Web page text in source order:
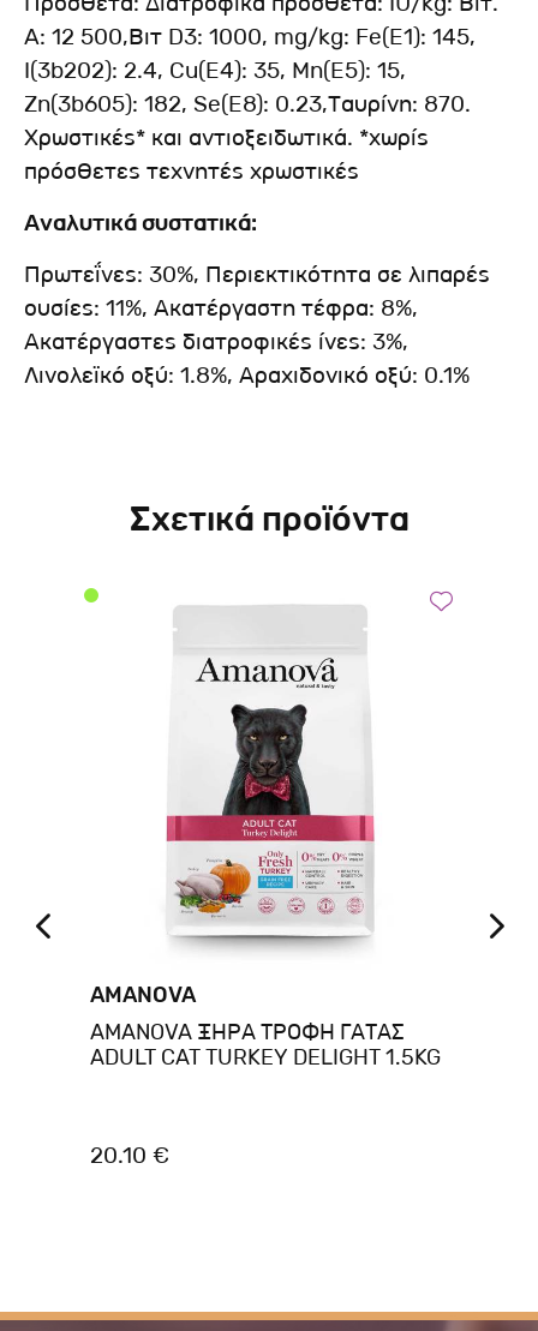
A: 12 500,Βιτ D3: 1000, mg/kg: Fe(E1): 145,
I(3b202): 2.4, Cu(E4): 35, Mn(E5): 15,
Zn(3b605): 182, Se(E8): 0.23,Ταυρίνη: 870.
Χρωστικές* και αντιοξειδωτικά. *χωρίς
πρόσθετες τεχνητές χρωστικές
Αναλυτικά συστατικά:
Πρωτεΐνες: 30%, Περιεκτικότητα σε λιπαρές
ουσίες: 11%, Ακατέργαστη τέφρα: 8%,
Ακατέργαστες διατροφικές ίνες: 3%,
Λινολεϊκό οξύ: 1.8%, Αραχιδονικό οξύ: 0.1%
Σχετικά προϊόντα
AMANOVA
AMANOVA ΞΗΡΑ ΤΡΟΦΗ ΓΑΤΑΣ
ADULT CAT TURKEY DELIGHT 1.5KG
20.10 €